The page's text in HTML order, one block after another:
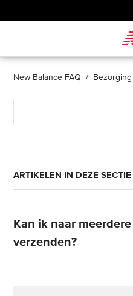
HEREN
SPORTS
New Balance FAQ
ARTIKELEN IN DEZE SECTIE
Hoe volg ik mijn
Kan ik naar
verzenden?